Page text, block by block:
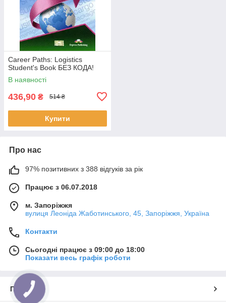
Career Paths: Logistics
Student's Book БЕЗ КОДА!
В наявності
436,90 ₴ 514 ₴
Купити
Про нас
97% позитивних з 388 відгуків за рік
Працює з 06.07.2018
м. Запоріжжя
вулиця Леоніда Жаботинського, 45, Запоріжжя, Україна
Контакти
Сьогодні працює з 09:00 до 18:00
Показати весь графік роботи
Про нас
КНОПКА
ЗВ'ЯЗКУ